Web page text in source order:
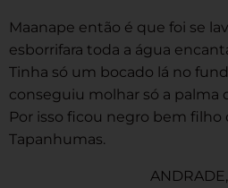
Maanape então é que foi se
esborrifara toda a água
Tinha só um bocado lá no
conseguiu molhar só a palma
Por isso ficou negro bem filho
Tapanhumas.